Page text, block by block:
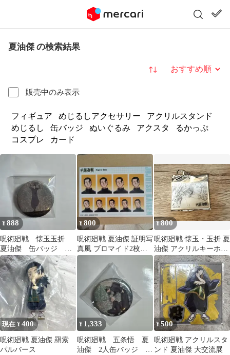
夏油傑 の検索結果
販売中のみ表示
並び替え
フィギュア めじるしアクセサリー
アクリルスタンド
めじるし
缶バッジ ぬいぐるみ アクスタ
るかっぷ
コスプレ
カード
¥888
呪術廻戦 懐玉玉折
夏油傑 缶バッジ 雨
ホログラム缶バッジ
¥800
呪術廻戦 夏油傑 証明写
真風 ブロマイド2枚セ
ット
¥800
呪術廻戦 懐玉・玉折 夏
油傑 アクリルキーホル
ダー
現在 ¥400
呪術廻戦 夏油傑 羂索
パルバース
¥ 1,333
呪術廻戦 五条悟 夏
油傑 2人缶バッジ ホ
¥500
呪術廻戦 アクリルスタ
ンド 夏油傑 大交流展